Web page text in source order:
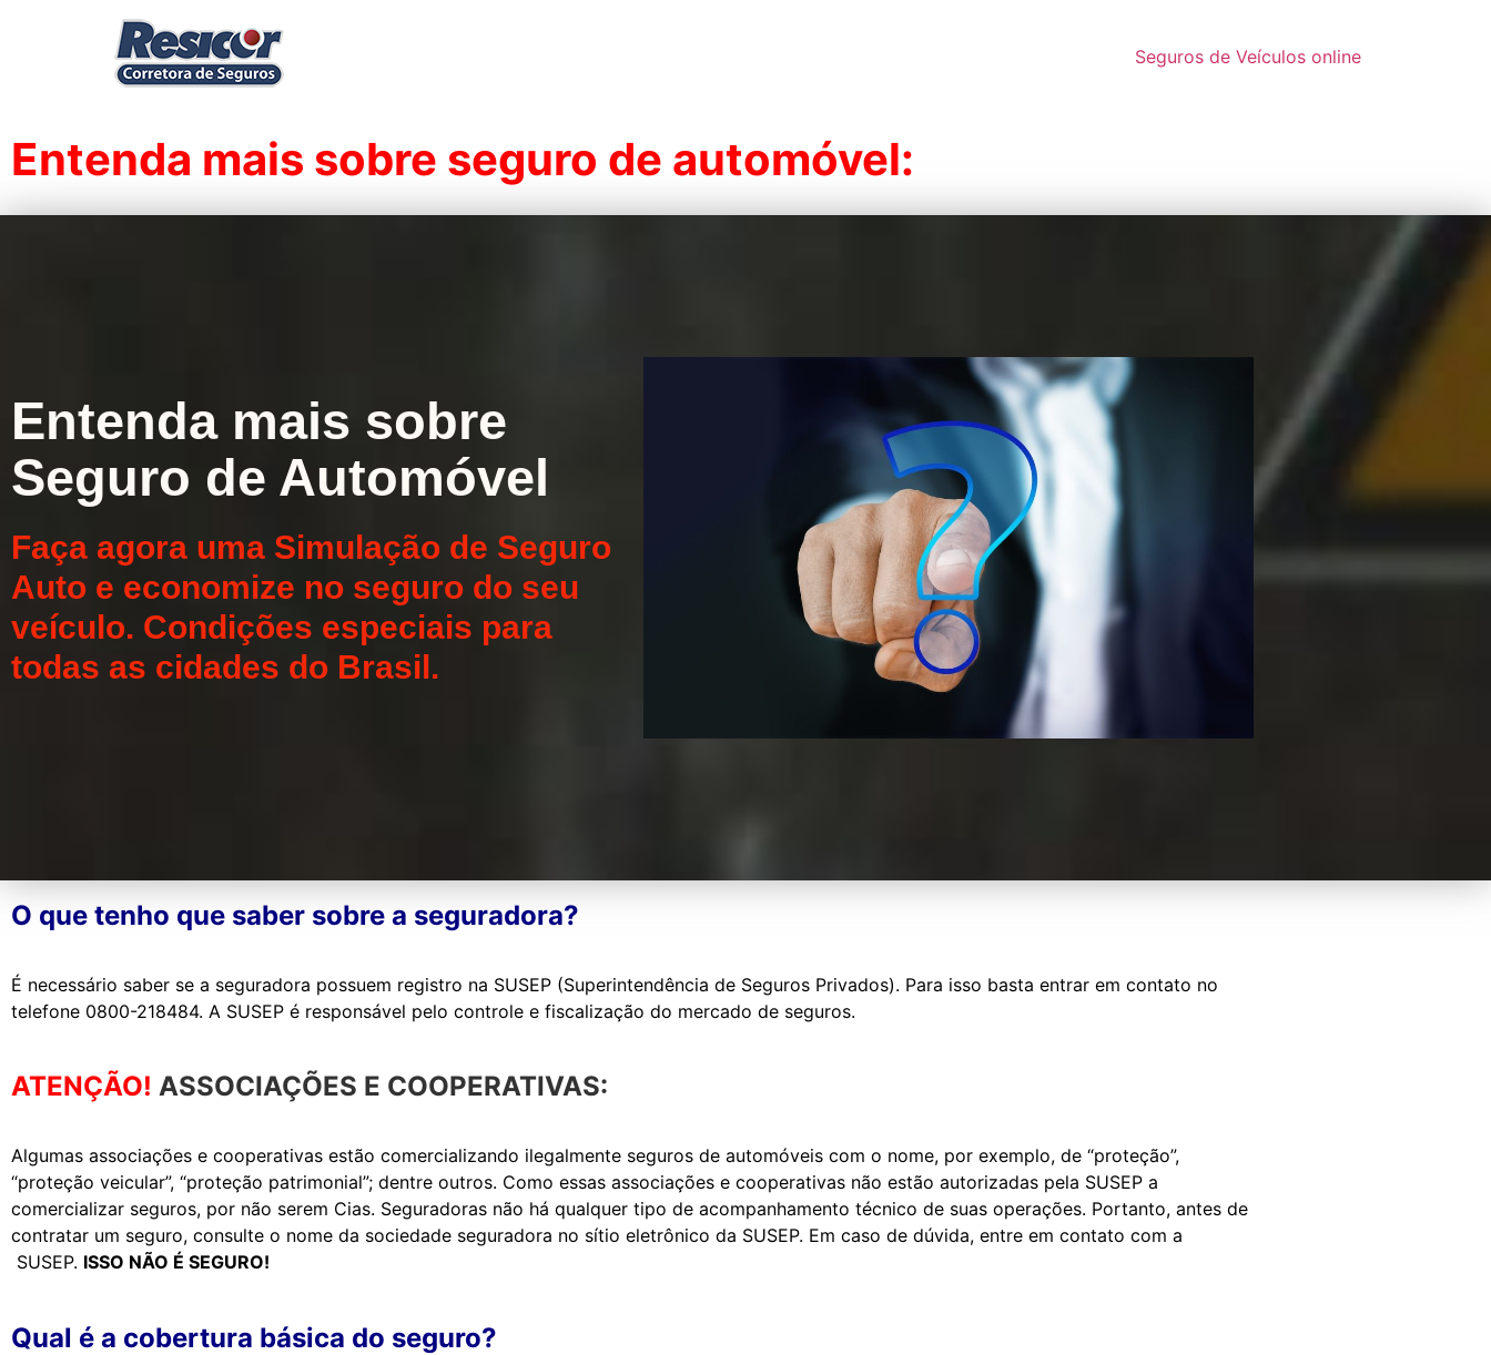
Seguros de Veículos online
Entenda mais sobre seguro de automóvel:
Entenda mais sobre
Seguro de Automóvel
Faça agora uma Simulação de Seguro
Auto e economize no seguro do seu
veículo. Condições especiais para
todas as cidades do Brasil.
O que tenho que saber sobre a seguradora?
É necessário saber se a seguradora possuem registro na SUSEP (Superintendência de Seguros Privados). Para isso basta entrar em contato no
telefone 0800-218484. A SUSEP é responsável pelo controle e fiscalização do mercado de seguros.
ATENÇÃO! ASSOCIAÇÕES E COOPERATIVAS:
Algumas associações e cooperativas estão comercializando ilegalmente seguros de automóveis com o nome, por exemplo, de “proteção”,
“proteção veicular”, “proteção patrimonial”; dentre outros. Como essas associações e cooperativas não estão autorizadas pela SUSEP a
comercializar seguros, por não serem Cias. Seguradoras não há qualquer tipo de acompanhamento técnico de suas operações. Portanto, antes de
contratar um seguro, consulte o nome da sociedade seguradora no sítio eletrônico da SUSEP. Em caso de dúvida, entre em contato com a
SUSEP. ISSO NÃO É SEGURO!
Qual é a cobertura básica do seguro?